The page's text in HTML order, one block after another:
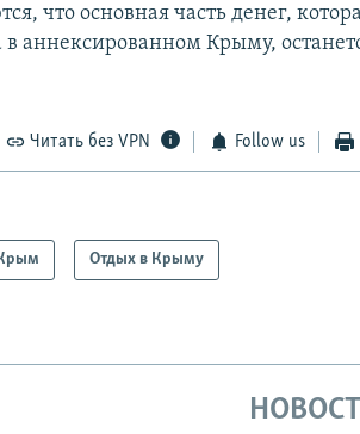
что основная часть денег,
в аннексированном Крыму,
Читать без VPN Follow us
Отдых в Крыму